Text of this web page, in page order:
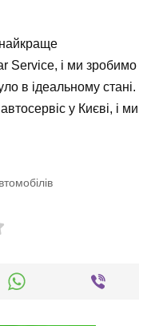
Service, і ми зробимо
в ідеальному стані.
у Києві, і ми